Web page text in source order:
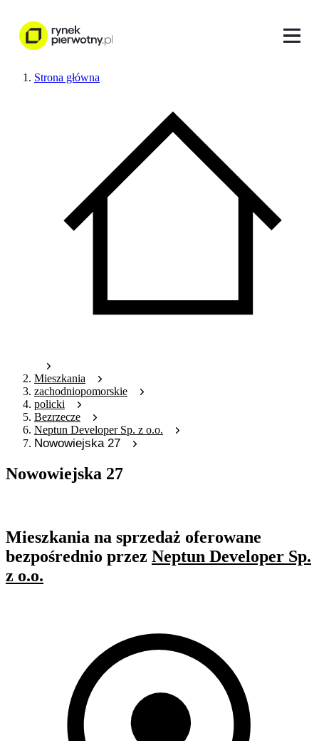
Strona główna
Mieszkania
zachodniopomorskie
policki
Bezrzecze
Neptun Developer Sp. z o.o.
Nowowiejska 27
Nowowiejska 27
Mieszkania na sprzedaż oferowane
bezpośrednio przez Neptun Developer Sp.
z o.o.